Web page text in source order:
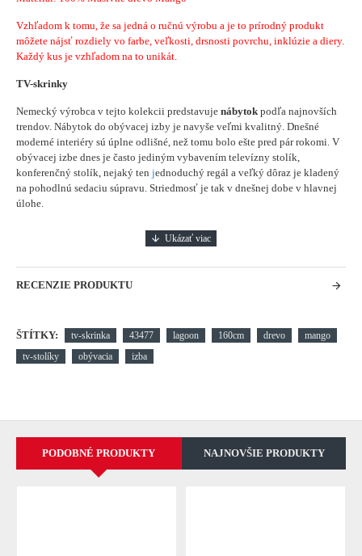
Vzhľadom k tomu, že sa jedná o ručnú výrobu a je to prírodný produkt
môžete nájsť rozdiely vo farbe, veľkosti, drsnosti povrchu, inklúzie a diery.
Každý kus je vzhľadom na to unikát.
TV-skrinky
Nemecký výrobca v tejto kolekcii predstavuje nábytok podľa najnovších
trendov. Nábytok do obývacej izby je navyše veľmi kvalitný. Dnešné
moderné interiéry sú úplne odlišné, než tomu bolo ešte pred pár rokomi. V
obývacej izbe dnes je často jediným vybavením televízny stolík,
konferenčný stolík, nejaký ten jednoduchý regál a veľký dôraz je kladený
na pohodlnú sedaciu súpravu. Striedmosť je tak v dnešnej dobe v hlavnej
úlohe.
RECENZIE PRODUKTU
ŠTÍTKY: tv-skrinka 43477 lagoon 160cm drevo
mango
tv-stolíky
obývacia izba
PODOBNÉ PRODUKTY NAJNOVŠIE PRODUKTY